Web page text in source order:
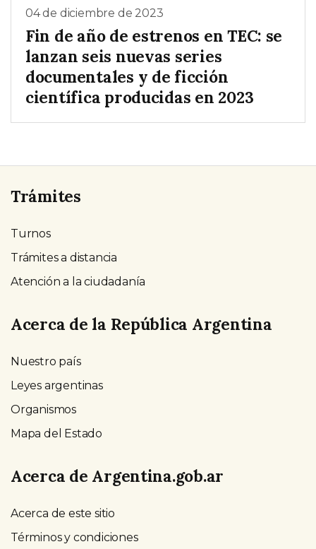
04 de diciembre de 2023
Fin de año de estrenos en TEC: se
lanzan seis nuevas series
documentales y de ficción
científica producidas en 2023
Trámites
Turnos
Trámites a distancia
Atención a la ciudadanía
Acerca de la República Argentina
Nuestro país
Leyes argentinas
Organismos
Mapa del Estado
Acerca de Argentina.gob.ar
Acerca de este sitio
Términos y condiciones